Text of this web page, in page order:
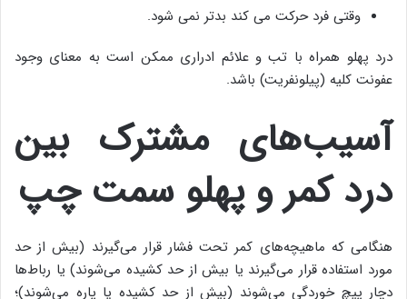
وقتی فرد حرکت می کند بدتر نمی شود.
درد پهلو همراه با تب و علائم ادراری ممکن است به معنای وجود
عفونت کلیه (پیلونفریت) باشد.
آسیب‌های مشترک بین
درد کمر و پهلو سمت چپ
هنگامی که ماهیچه‌های کمر تحت فشار قرار می‌گیرند (بیش از حد
مورد استفاده قرار می‌گیرند یا بیش از حد کشیده می‌شوند) یا رباط‌ها
دچار پیچ خوردگی می‌شوند (بیش از حد کشیده یا پاره می‌شوند)؛